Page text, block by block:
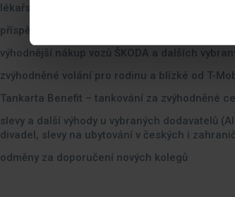
lékařská péče EUC Plus zdarma
příspěvek na úhradu členství v ČLnK / ČKFA
výhodnější nákup vozů ŠKODA a dalších
zvýhodněné volání pro rodinu a blízké od T-
Tankarta Benefit – tankování za zvýhodněné
slevy a další výhody u vybraných dodavatelů
divadel, slevy na ubytování v českých i
odměny za doporučení nových kolegů